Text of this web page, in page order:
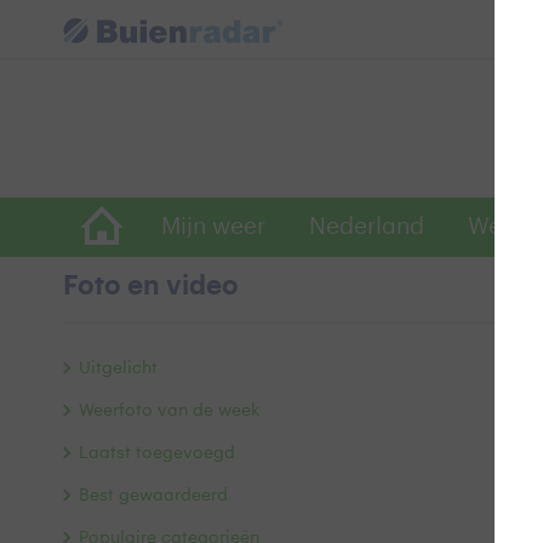
Mijn weer Nederland
Foto en video
Uitgelicht
Weerfoto van de week
Laatst toegevoegd
Best gewaardeerd
Populaire categorieën